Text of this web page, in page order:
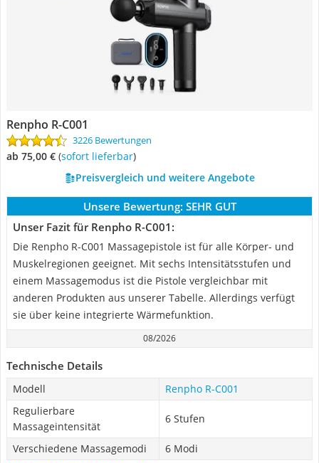
Renpho R-C001
3226 Bewertungen
ab 75,00 € ( Sofort lieferbar)
Preisvergleich und weitere Angebote
Unsere Bewertung: SEHR GUT
Unser Fazit für Renpho R-C001:
Die Renpho R-C001 Massagepistole ist für alle Körper- und
Muskelregionen geeignet. Mit sechs Intensitätsstufen und
einem Massagemodus ist die Pistole vergleichbar mit
anderen Produkten aus unserer Tabelle. Allerdings verfügt
sie über keine integrierte Wärmefunktion.
08/2026
Technische Details
Modell
Renpho R-C001
Regulierbare
Massageintensität
6 Stufen
Verschiedene Massagemodi
6 Modi